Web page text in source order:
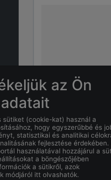
GYAKRAN
MiKOVÁCS
az Ön
sütiket (cookie-kat) használ a
hogy egyszerűbbé és
statisztikai és analitikai
fejlesztése érdekében.
használatával hozzájárul a
a böngészőjében
a sütikről, azok
módjáról itt olvashatók.